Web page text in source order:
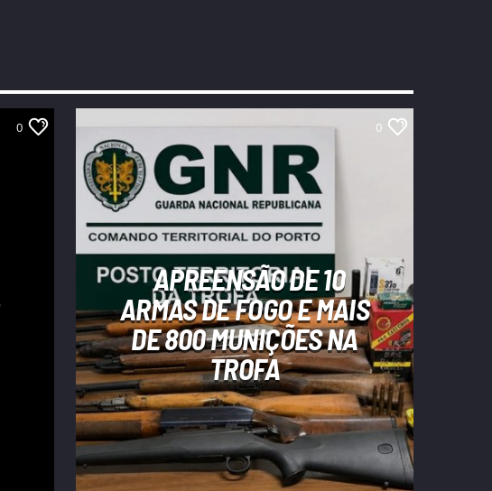
0 0
APREENSÃO DE 10
ARMAS DE FOGO E MAIS
DE 800 MUNIÇÕES NA
TROFA